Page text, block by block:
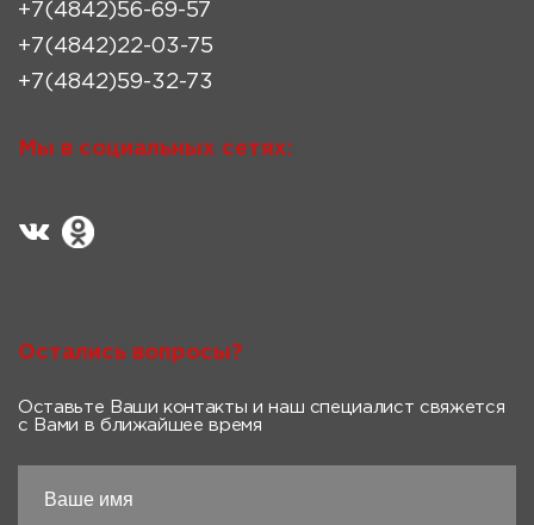
+7(4842)56-69-57
+7(4842)22-03-75
+7(4842)59-32-73
Мы в социальных сетях:
Остались вопросы?
Оставьте Ваши контакты и наш специалист свяжется
с Вами в ближайшее время